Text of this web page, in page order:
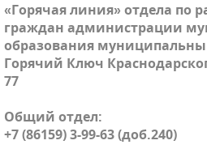
«Горячая линия» отдела по
граждан администрации
образования
Горячий Ключ
77
Общий отдел:
+7 (86159) 3-99-63 (доб.240)